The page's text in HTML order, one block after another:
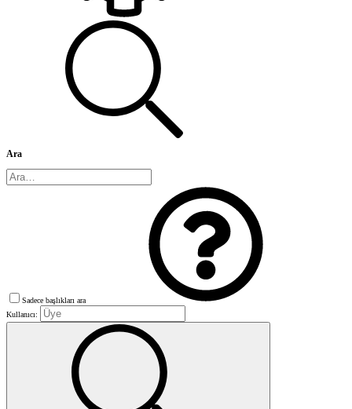
Ara
Sadece başlıkları ara
Kullanıcı: